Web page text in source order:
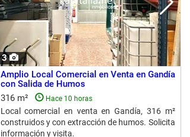
3
Amplio Local Comercial en Venta en Gandía
con Salida de Humos
316 m²
Hace 10 horas
Local comercial en venta en Gandía, 316 m²
construidos y con extracción de humos. Solicita
información y visita.